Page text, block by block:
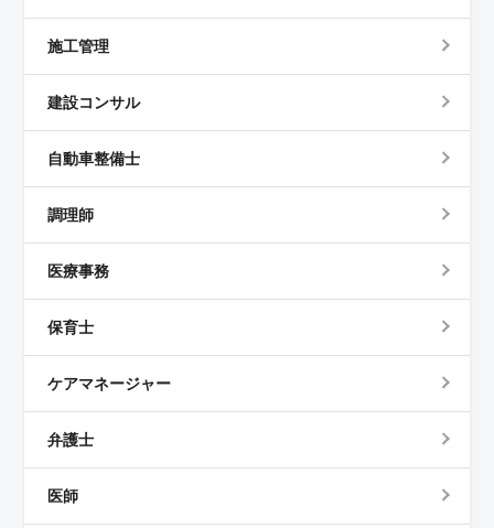
施工管理
建設コンサル
自動車整備士
調理師
医療事務
保育士
ケアマネージャー
弁護士
医師